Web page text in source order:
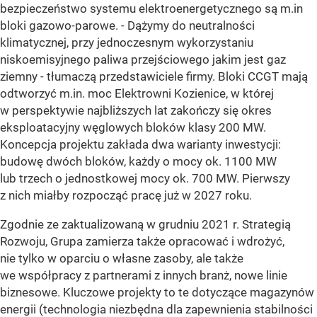
bezpieczeństwo systemu elektroenergetycznego są m.in
bloki gazowo-parowe. - Dążymy do neutralności
klimatycznej, przy jednoczesnym wykorzystaniu
niskoemisyjnego paliwa przejściowego jakim jest gaz
ziemny - tłumaczą przedstawiciele firmy. Bloki CCGT mają
odtworzyć m.in. moc Elektrowni Kozienice, w której
w perspektywie najbliższych lat zakończy się okres
eksploatacyjny węglowych bloków klasy 200 MW.
Koncepcja projektu zakłada dwa warianty inwestycji:
budowę dwóch bloków, każdy o mocy ok. 1100 MW
lub trzech o jednostkowej mocy ok. 700 MW. Pierwszy
z nich miałby rozpocząć pracę już w 2027 roku.
Zgodnie ze zaktualizowaną w grudniu 2021 r. Strategią
Rozwoju, Grupa zamierza także opracować i wdrożyć,
nie tylko w oparciu o własne zasoby, ale także
we współpracy z partnerami z innych branż, nowe linie
biznesowe. Kluczowe projekty to te dotyczące magazynów
energii (technologia niezbędna dla zapewnienia stabilności